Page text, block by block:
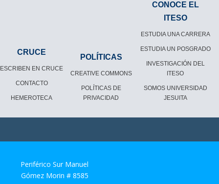
CRUCE
ESCRIBEN EN CRUCE
CONTACTO
HEMEROTECA
POLÍTICAS
CREATIVE COMMONS
POLÍTICAS DE
PRIVACIDAD
CONOCE EL
ITESO
ESTUDIA UNA CARRERA
ESTUDIA UN POSGRADO
INVESTIGACIÓN DEL
ITESO
SOMOS UNIVERSIDAD
JESUITA
Periférico Sur Manuel
Gómez Morin # 8585